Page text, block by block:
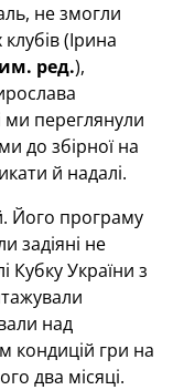
не змогли
(Ірина
ред.),
ми переглянули
до збірної на
й надалі.
Його програму
задіяні не
Кубку України з
над
кондицій гри на
два місяці.